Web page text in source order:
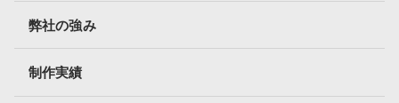
弊社の強み
制作実績